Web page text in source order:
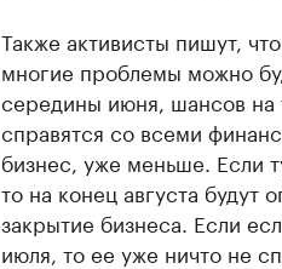
Также активисты пишут,
многие проблемы можно
середины июня, шансов на
справятся со всеми
бизнес, уже меньше. Если
то на конец августа будут
закрытие бизнеса. Если
июля, то ее уже ничто не